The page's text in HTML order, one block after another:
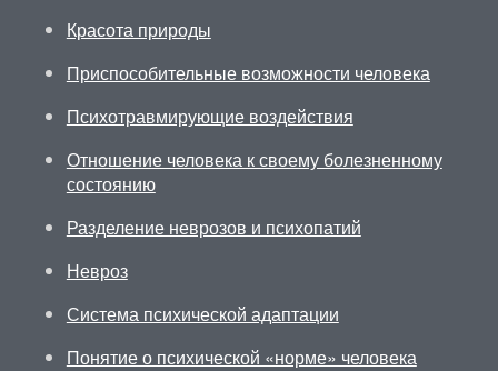
Красота природы
Приспособительные возможности человека
Психотравмирующие воздействия
Отношение человека к своему болезненному
состоянию
Разделение неврозов и психопатий
Невроз
Система психической адаптации
Понятие о психической «норме» человека